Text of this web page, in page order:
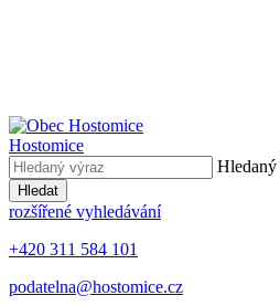
Hostomice
Hledat
rozšířené vyhledávání
+420 311 584 101
podatelna@hostomice.cz